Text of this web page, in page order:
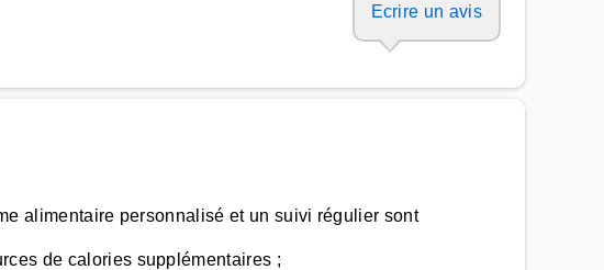
Ecrire un avis
alimentaire personnalisé et un suivi régulier sont
de calories supplémentaires ;